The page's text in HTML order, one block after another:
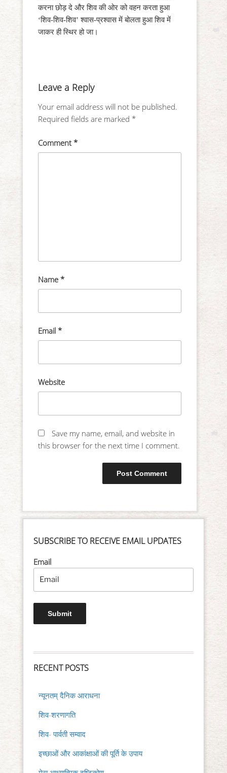
करना छोड़ दे और शिव की ओर को वहन करता हुआ
‘शिव-शिव-शिव’ श्वास-प्रश्वास में बोलता हुआ शिव में
जाकर ही स्थिर हो जा।
Leave a Reply
Your email address will not be published.
Required fields are marked *
Comment*
Name *
Email *
Website
Save my name, email, and website in
this browser for the next time I comment.
SUBSCRIBE TO RECEIVE EMAIL UPDATES
Email
RECENT POSTS
न्यूनतम् दैनिक आराधना
शिव-शरणागति
शिव- पार्वती सम्वाद
इच्छाओं और आकांक्षाओं की पूर्ति के उपाय